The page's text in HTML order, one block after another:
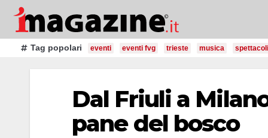
Salta
contenutoTag popolari eventi eventi fvg trieste musica spettacoli
Dal Friuli a
pane del bosco